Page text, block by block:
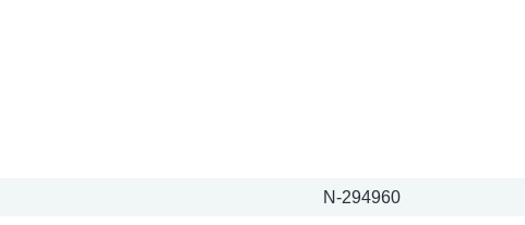
N-294960